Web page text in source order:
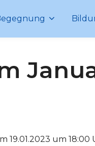
19.01.2023 um 18:00